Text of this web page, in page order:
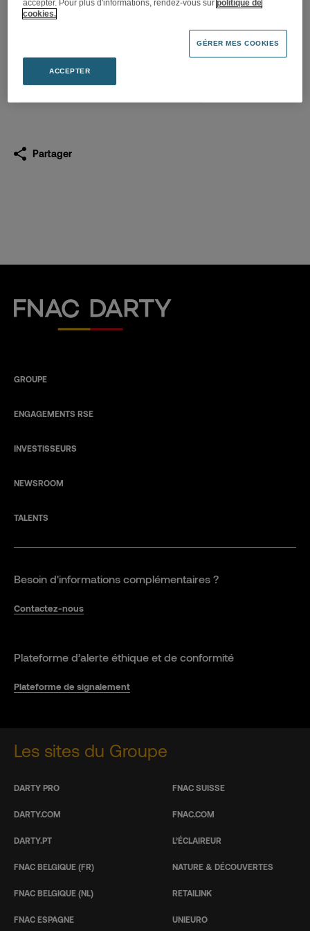
La Fnac fait son « Tour de
France de la mobilité »
Télécharger (PDF 271,3 Ko)
Partager
Fnac Darty
GROUPE
ENGAGEMENTS RSE
INVESTISSEURS
NEWSROOM
TALENTS
Besoin d'informations complémentaires ?
Contactez-nous
Plateforme d’alerte éthique et de conformité
Plateforme de signalement
Les sites du Groupe
DARTY PRO
DARTY.COM
DARTY.PT
FNAC BELGIQUE (FR)
FNAC BELGIQUE (NL)
FNAC ESPAGNE
FNAC SUISSE
FNAC.COM
L’ÉCLAIREUR
NATURE & DÉCOUVERTES
RETAILINK
UNIEURO
accepter. Pour plus d'informations, rendez-vous surpolitique de
cookies.
GÉRER MES COOKIES
ACCEPTER